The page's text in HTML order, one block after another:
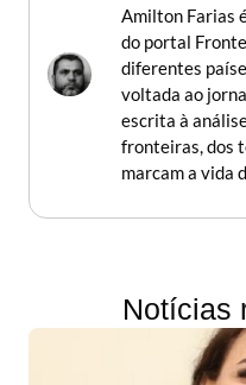
Amilton Farias
do portal
diferentes
voltada ao
escrita à
fronteiras, dos
marcam a vida
Notícias